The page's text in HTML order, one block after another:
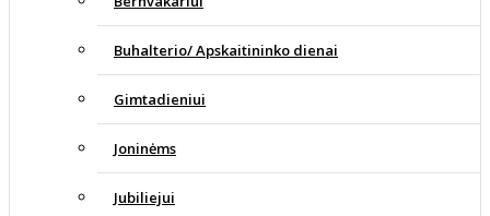
Buhalterio/ Apskaitininko dienai
Gimtadieniui
Joninėms
Jubiliejui